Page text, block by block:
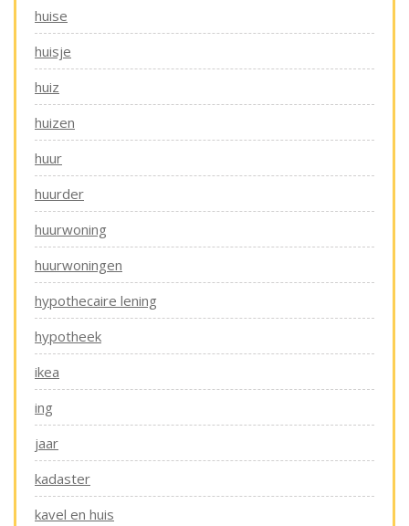
huise
huisje
huiz
huizen
huur
huurder
huurwoning
huurwoningen
hypothecaire lening
hypotheek
ikea
ing
jaar
kadaster
kavel en huis